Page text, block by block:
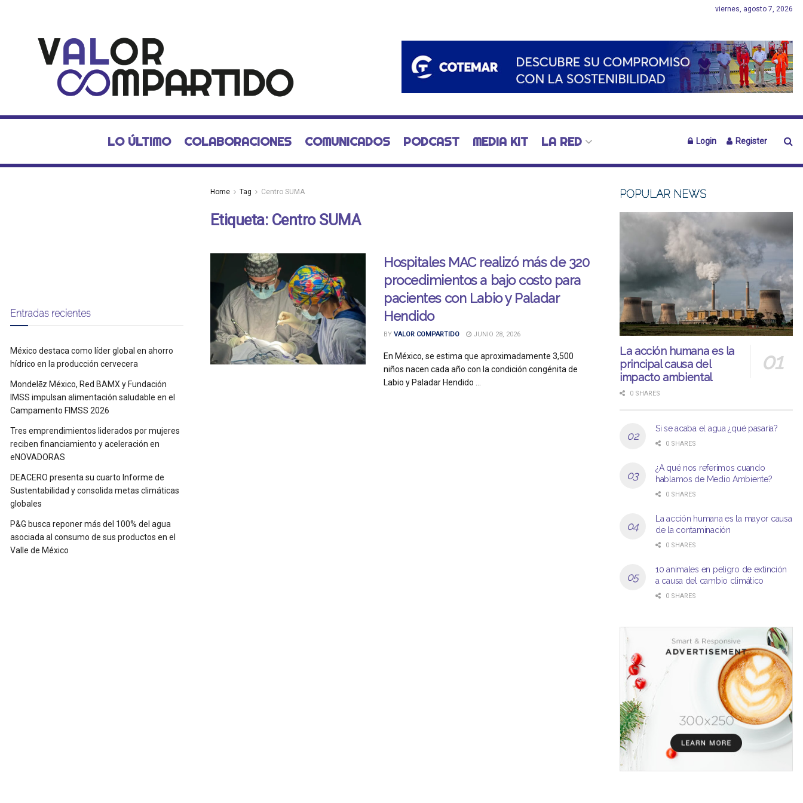
viernes, agosto 7, 2026
LO ÚLTIMO COLABORACIONES COMUNICADOS PODCAST MEDIA KIT LA RED Login Register
Home Tag Centro SUMA
Etiqueta: Centro SUMA
Hospitales MAC realizó más de 320
procedimientos a bajo costo para
pacientes con Labio y Paladar
Hendido
BY VALOR COMPARTIDO JUNIO 28, 2026
En México, se estima que aproximadamente 3,500
niños nacen cada año con la condición congénita de
Labio y Paladar Hendido ...
Entradas recientes
México destaca como líder global en ahorro
hídrico en la producción cervecera
Mondelēz México, Red BAMX y Fundación
IMSS impulsan alimentación saludable en el
Campamento FIMSS 2026
Tres emprendimientos liderados por mujeres
reciben financiamiento y aceleración en
eNOVADORAS
DEACERO presenta su cuarto Informe de
Sustentabilidad y consolida metas climáticas
globales
P&G busca reponer más del 100% del agua
asociada al consumo de sus productos en el
Valle de México
POPULAR NEWS
La acción humana es la
principal causa del
impacto ambiental
0 SHARES
Si se acaba el agua ¿qué pasaría?
0 SHARES
¿A qué nos referimos cuando
hablamos de Medio Ambiente?
0 SHARES
La acción humana es la mayor causa
de la contaminación
0 SHARES
10 animales en peligro de extinción
a causa del cambio climático
0 SHARES